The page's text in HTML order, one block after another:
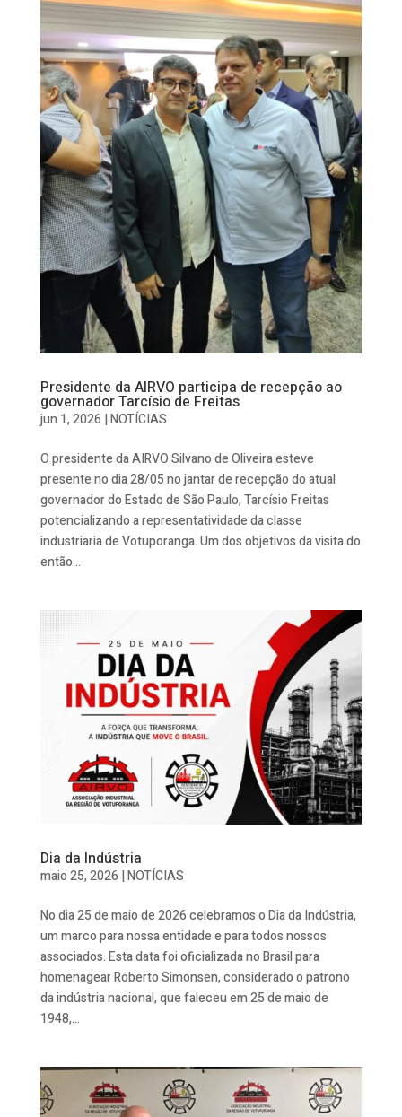
Presidente da AIRVO participa de recepção ao
governador Tarcísio de Freitas
jun 1, 2026 |NOTÍCIAS
O presidente da AIRVO Silvano de Oliveira esteve
presente no dia 28/05 no jantar de recepção do atual
governador do Estado de São Paulo, Tarcísio Freitas
potencializando a representatividade da classe
industriaria de Votuporanga. Um dos objetivos da visita do
então...
Dia da Indústria
maio 25, 2026 |NOTÍCIAS
No dia 25 de maio de 2026 celebramos o Dia da Indústria,
um marco para nossa entidade e para todos nossos
associados. Esta data foi oficializada no Brasil para
homenagear Roberto Simonsen, considerado o patrono
da indústria nacional, que faleceu em 25 de maio de
1948,...